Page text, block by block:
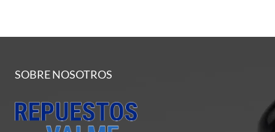
SOBRE NOSOTROS